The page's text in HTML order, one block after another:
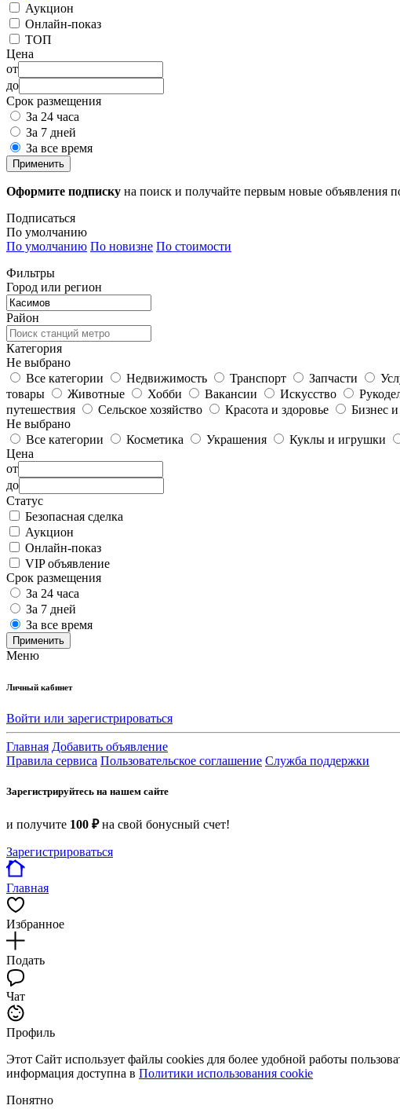
Аукцион
Онлайн-показ
ТОП
Цена
от
до
Срок размещения
За 24 часа
За 7 дней
За все время
Применить
Оформите подписку на поиск и получайте первым новые объявления
Подписаться
По умолчанию
По умолчанию По новизне По стоимости
Фильтры
Город или регион
Район
Категория
Не выбрано
Все категории
Недвижимость Транспорт Запчасти
товары
Животные Хобби Вакансии Искусство
путешествия
Сельское хозяйство Красота и здоровье Бизнес
Не выбрано
Все категории
Косметика Украшения Куклы и игрушки
Цена
от
до
Статус
Безопасная сделка
Аукцион
Онлайн-показ
VIP объявление
Срок размещения
За 24 часа
За 7 дней
За все время
Применить
Меню
Личный кабинет
Войти или зарегистрироваться
Главная Добавить объявление
Правила сервиса Пользовательское соглашение Служба поддержки
Зарегистрируйтесь на нашем сайте
и получите 100 ₽на свой бонусный счет!
Зарегистрироваться
Главная
Избранное
Подать
Чат
Профиль
Этот Сайт использует файлы cookies для более удобной работы
информация доступна в Политики использования cookie
Понятно